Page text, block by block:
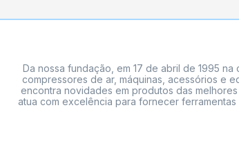
Da nossa fundação, em 17 de abril de 1995
compressores de ar, máquinas, acessórios e
encontra novidades em produtos das
atua com excelência para fornecer